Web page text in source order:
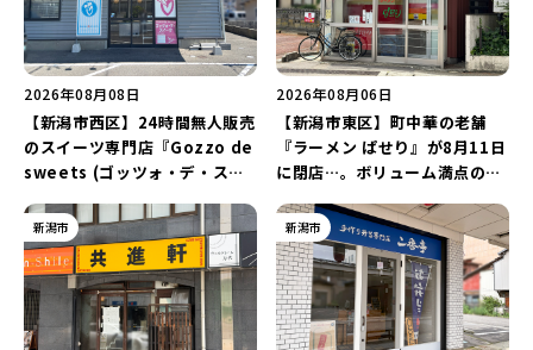
2026年08月08日
【新潟市西区】24時間無人販売
のスイーツ専門店『Gozzo de
sweets (ゴッツォ・デ・スイ
店…。一部商品は姉妹店で販売
継続！
2026年08月06日
【新潟市東区】町中華の老舗
『ラーメン ぱせり』が8月11日
に閉店…。ボリューム満点の名
新潟市 新潟市